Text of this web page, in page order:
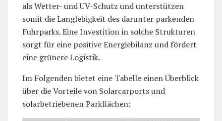
als Wetter- und UV-Schutz und unterstützen
somit die Langlebigkeit des darunter parkenden
Fuhrparks. Eine Investition in solche Strukturen
sorgt für eine positive Energiebilanz und fördert
eine grünere Logistik.
Im Folgenden bietet eine Tabelle einen Überblick
über die Vorteile von Solarcarports und
solarbetriebenen Parkflächen: